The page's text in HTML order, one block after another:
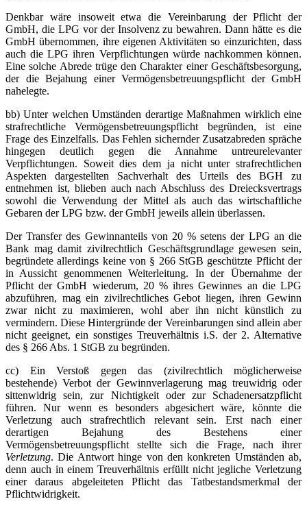
Denkbar wäre insoweit etwa die Vereinbarung der Pflicht der
GmbH, die LPG vor der Insolvenz zu bewahren. Dann hätte es die
GmbH übernommen, ihre eigenen Aktivitäten so einzurichten, dass
auch die LPG ihren Verpflichtungen würde nachkommen können.
Eine solche Abrede trüge den Charakter einer Geschäftsbesorgung,
der die Bejahung einer Vermögensbetreuungspflicht der GmbH
nahelegte.
bb) Unter welchen Umständen derartige Maßnahmen wirklich eine
strafrechtliche Vermögensbetreuungspflicht begründen, ist eine
Frage des Einzelfalls. Das Fehlen sichernder Zusatzabreden spräche
hingegen deutlich gegen die Annahme untreurelevanter
Verpflichtungen. Soweit dies dem ja nicht unter strafrechtlichen
Aspekten dargestellten Sachverhalt des Urteils des BGH zu
entnehmen ist, blieben auch nach Abschluss des Dreiecksvertrags
sowohl die Verwendung der Mittel als auch das wirtschaftliche
Gebaren der LPG bzw. der GmbH jeweils allein überlassen.
Der Transfer des Gewinnanteils von 20 % setens der LPG an die
Bank mag damit zivilrechtlich Geschäftsgrundlage gewesen sein,
begründete allerdings keine von § 266 StGB geschützte Pflicht der
in Aussicht genommenen Weiterleitung. In der Übernahme der
Pflicht der GmbH wiederum, 20 % ihres Gewinnes an die LPG
abzuführen, mag ein zivilrechtliches Gebot liegen, ihren Gewinn
zwar nicht zu maximieren, wohl aber ihn nicht künstlich zu
vermindern. Diese Hintergründe der Vereinbarungen sind allein aber
nicht geeignet, ein sonstiges Treuverhältnis i.S. der 2. Alternative
des § 266 Abs. 1 StGB zu begründen.
cc) Ein Verstoß gegen das (zivilrechtlich möglicherweise
bestehende) Verbot der Gewinnverlagerung mag treuwidrig oder
sittenwidrig sein, zur Nichtigkeit oder zur Schadenersatzpflicht
führen. Nur wenn es besonders abgesichert wäre, könnte die
Verletzung auch strafrechtlich relevant sein. Erst nach einer
derartigen Bejahung des Bestehens einer
Vermögensbetreuungspflicht stellte sich die Frage, nach ihrer
Verletzung. Die Antwort hinge von den konkreten Umständen ab,
denn auch in einem Treuverhältnis erfüllt nicht jegliche Verletzung
einer daraus abgeleiteten Pflicht das Tatbestandsmerkmal der
Pflichtwidrigkeit.